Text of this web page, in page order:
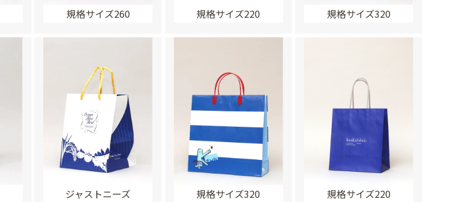
規格サイズ260 規格サイズ220 規格サイズ320
ジャストニーズ 規格サイズ320 規格サイズ220